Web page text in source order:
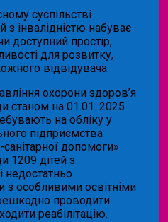
суспільстві
з інвалідністю набуває
доступний простір,
для розвитку,
відвідувача.
охорони здоров’я
станом на 01.01. 2025
на обліку у
підприємства
допомоги»
1209 дітей з
недостатньо
з особливими освітніми
проводити
реабілітацію.